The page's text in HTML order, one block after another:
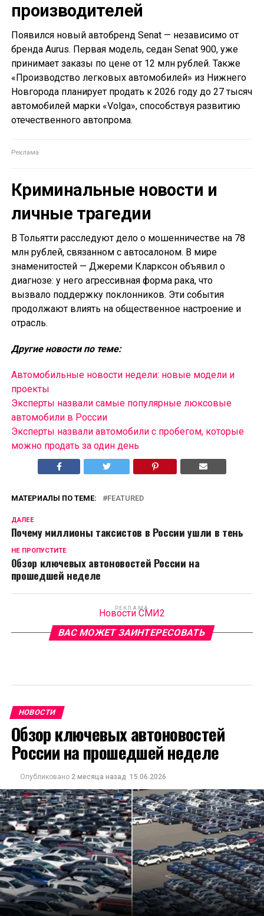
производителей
Появился новый автобренд Senat — независимо от
бренда Aurus. Первая модель, седан Senat 900, уже
принимает заказы по цене от 12 млн рублей. Также
«Производство легковых автомобилей» из Нижнего
Новгорода планирует продать к 2026 году до 27 тысяч
автомобилей марки «Volga», способствуя развитию
отечественного автопрома.
Криминальные новости и
личные трагедии
В Тольятти расследуют дело о мошенничестве на 78
млн рублей, связанном с автосалоном. В мире
знаменитостей — Джереми Кларксон объявил о
диагнозе: у него агрессивная форма рака, что
вызвало поддержку поклонников. Эти события
продолжают влиять на общественное настроение и
отрасль.
Другие новости по теме:
Автомобильные новости недели: новые модели и
проекты
Эксперты назвали самые популярные люксовые
автомобили в России
Эксперты назвали автомобили с пробегом, которые
можно продать за один день
МАТЕРИАЛЫ ПО ТЕМЕ: FEATURED
ДАЛЕЕ
Почему миллионы таксистов в России ушли в тень
НЕ ПРОПУСТИТЕ
Обзор ключевых автоновостей России на
прошедшей неделе
РЕКЛАМА
Новости СМИ2
ВАС МОЖЕТ ЗАИНТЕРЕСОВАТЬ
НОВОСТИ
Обзор ключевых автоновостей
России на прошедшей неделе
Опубликовано 2 месяца назад 15.06.2026